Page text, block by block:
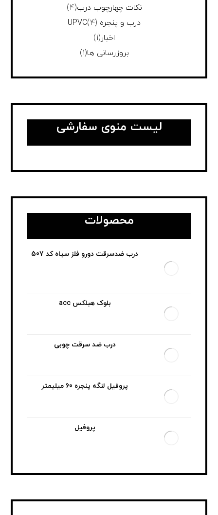
نکات چهارچوب درب(4)
درب و پنجره UPVC (4)
اخبار(1)
بروزرسانی ها(1)
لیست منوی سفارشی
محصولات
درب ضدسرقت دورو فلز سیاه کد 507
بلوک هبلکس acc
درب ضد سرقت چوبی
پروفیل لنگه پنجره 60 میلیمتر
پروفیل